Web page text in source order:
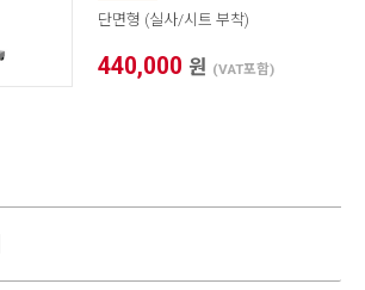
단면형 (실사/시트 부착)
440,000 원 (VAT포함)